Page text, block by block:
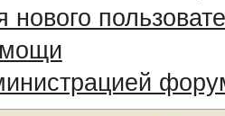
нового